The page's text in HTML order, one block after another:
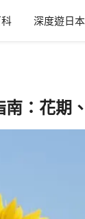
深度遊日本
：花期